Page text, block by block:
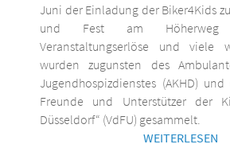
Juni der Einladung der Biker4Kids
und Fest am Höherweg
Veranstaltungserlöse und viele
wurden zugunsten des
Jugendhospizdienstes (AKHD)
Freunde und Unterstützer der
Düsseldorf“ (VdFU) gesammelt.
WEITERLESEN